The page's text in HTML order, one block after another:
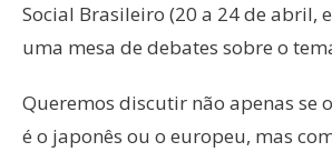
Social Brasileiro (20 a 24 de abril,
uma mesa de debates sobre o
Queremos discutir não apenas se
é o japonês ou o europeu, mas